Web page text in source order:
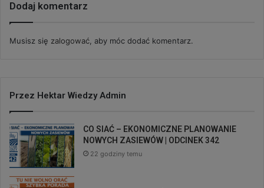
Dodaj komentarz
Musisz się zalogować, aby móc dodać komentarz.
Przez Hektar Wiedzy Admin
CO SIAĆ – EKONOMICZNE PLANOWANIE
NOWYCH ZASIEWÓW | ODCINEK 342
22 godziny temu